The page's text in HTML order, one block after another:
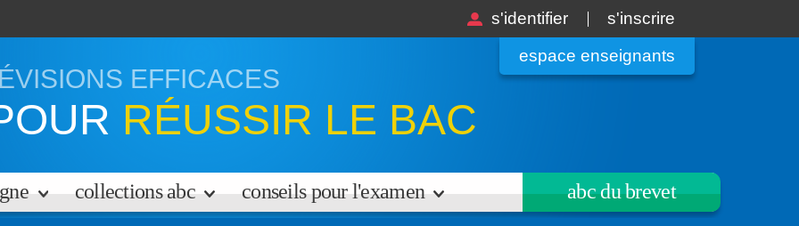
s'identifier
s'inscrire
espace enseignants
EFFICACES
RÉUSSIR LE BAC
collections abc conseils pour l'examen abc du brevet